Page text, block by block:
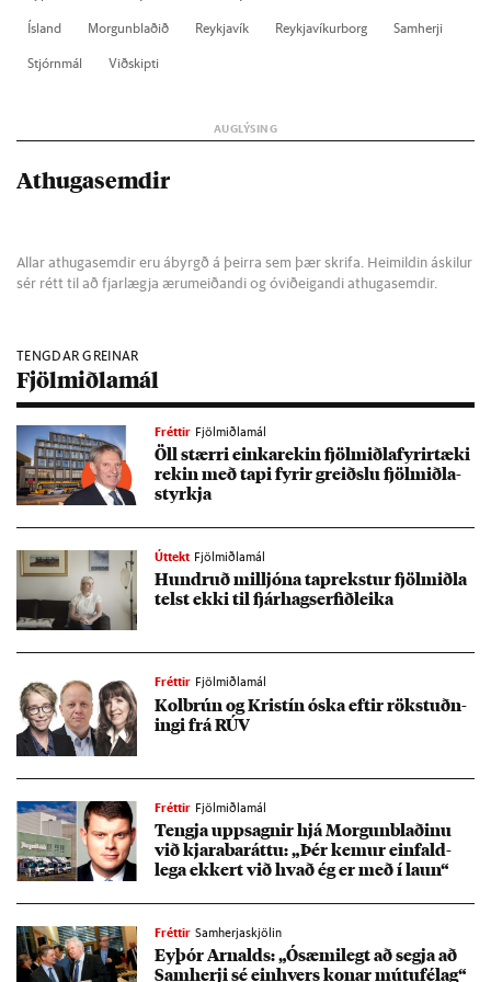
Ís­land
Morg­un­blað­ið Reykja­vík Reykja­vík­ur­borg
Sam­herji
Stjórn­mál
Við­skipti
Athugasemdir
Allar athugasemdir eru ábyrgð á þeirra sem þær skrifa. Heimildin áskilur
sér rétt til að fjarlægja ærumeiðandi og óviðeigandi athugasemdir.
TENGDAR GREINAR
Fjölmiðlamál
Fréttir Fjölmiðlamál
Öll stærri einka­rek­in fjöl­miðla­fyr­ir­tæki
rek­in með tapi fyr­ir greiðslu fjöl­miðla­
styrkja
Úttekt Fjölmiðlamál
Hundruð millj­óna ta­prekst­ur fjöl­miðla
telst ekki til fjár­hagserf­ið­leika
Fréttir Fjölmiðlamál
Kol­brún og Krist­ín óska eft­ir rök­stuðn­
ingi frá RÚV
Fréttir Fjölmiðlamál
Tengja upp­sagn­ir hjá Morg­un­blað­inu
við kjara­bar­áttu: „Þér kem­ur ein­fald­
lega ekk­ert við hvað ég er með í laun“
Fréttir Samherjaskjölin
Ey­þór Arn­alds: „Ósæmi­legt að segja að
Sam­herji sé ein­hvers kon­ar mútu­fé­lag“